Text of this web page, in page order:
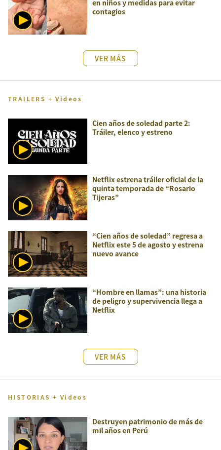
en niños y medidas para evitar
contagios
VER MÁS
TRAILERS + Videos
Cien años de soledad parte 2:
Tráiler, elenco y estreno
Netflix estrena tráiler oficial de la
quinta temporada de “Rosario
Tijeras”
“Cien años de soledad” regresa a
Netflix este 5 de agosto y estrena
nuevo avance
“Hombre en llamas”: una historia
de peligro y supervivencia llega a
Netflix
VER MÁS
HISTORIAS + Videos
Destruyen patrimonio de más de
mil años en Perú